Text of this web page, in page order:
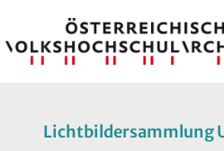
Lichtbildersammlung